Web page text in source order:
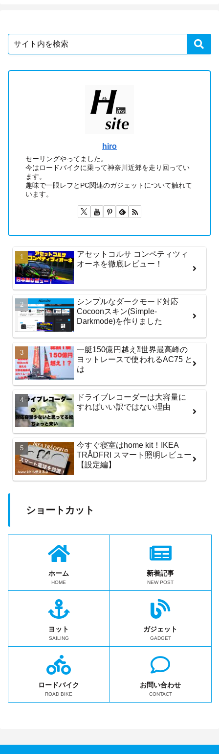
hiro
セーリングやってました。
今はロードバイクに乗って神奈川近郊を走り回ってい
ます。
趣味で一眼レフとPC関連のガジェットについて触れて
います。
アセットコルサ コンペティツィ
オーネを徹底レビュー！
シンプルなダークモード対応
Cocoonスキン(Simple-
Darkmode)を作りました
一艇150億円越え⁈世界最高峰の
ヨットレースで使われるAC75 と
は
ドライブレコーダーは大容量に
すればいい訳ではない理由
今すぐ寝室はhome kit！IKEA
TRÅDFRI スマート照明レビュー
【設定編】
ショートカット
ホーム
HOME
新着記事
NEW POST
ヨット
SAILING
ガジェット
GADGET
ロードバイク
ROAD BIKE
お問い合わせ
CONTACT